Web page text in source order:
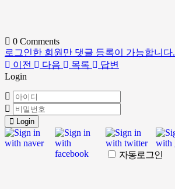
0 Comments
로그인한 회원만 댓글 등록이 가능합니다.
이전
다음 목록
답변
Login
Login
자동로그인